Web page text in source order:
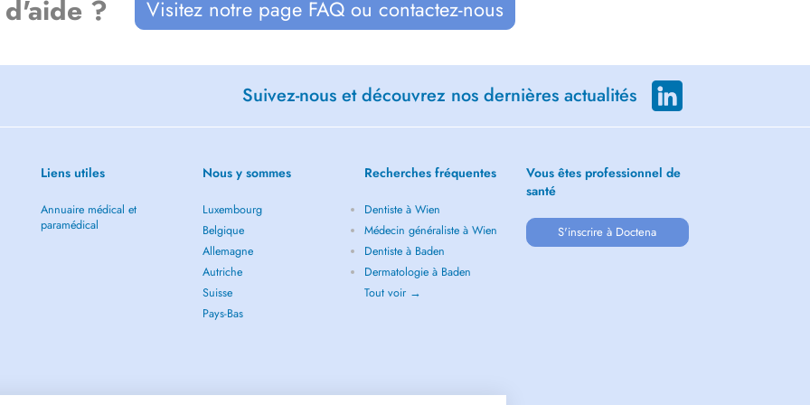
noori.at
ein Entschädigungs-
vorher abgesagt werden,
Absagen über Telefon oder E-
des Termins kann er
? Visitez notre page FAQ ou contactez-nous
Suivez-nous et découvrez nos dernières actualités
Liens utiles
Annuaire médical et
paramédical
Nous y sommes
Luxembourg
Belgique
Allemagne
Autriche
Suisse
Pays-Bas
Recherches fréquentes
Dentiste à Wien
Médecin généraliste à Wien
Dentiste à Baden
Dermatologie à Baden
Tout voir →
Vous êtes professionnel de
santé
S'inscrire à Doctena